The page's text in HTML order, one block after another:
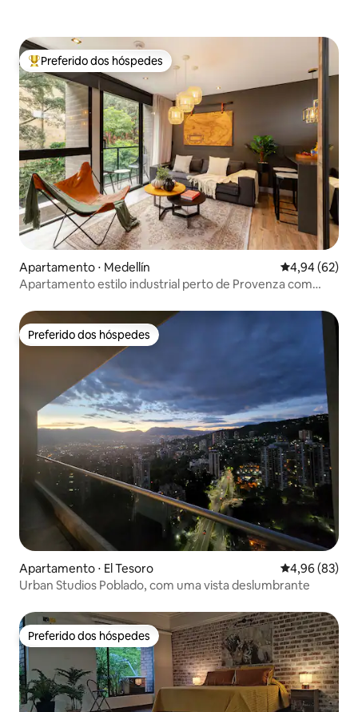
Entre os melhores preferidos dos hóspedes
Preferido dos hóspedes
Apartamento ⋅ Medellín 4,94 de uma
4,94 (62)
Apartamento estilo industrial perto de Provenza com
Preferido dos hóspedes
Preferido dos hóspedes
Apartamento ⋅ El Tesoro 4,96 de uma
4,96 (83)
Urban Studios Poblado, com uma vista deslumbrante
Preferido dos hóspedes
Preferido dos hóspedes